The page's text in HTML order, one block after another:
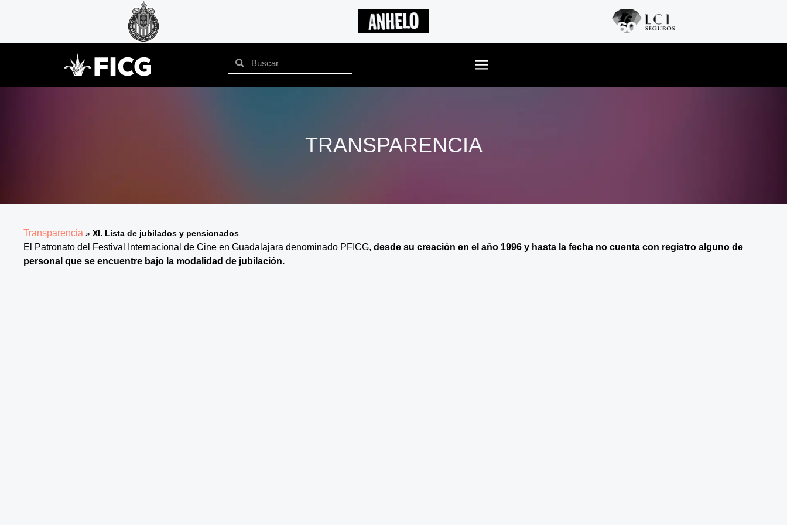
TRANSPARENCIA
Transparencia »Xl. Lista de jubilados y pensionados
El Patronato del Festival Internacional de Cine en Guadalajara denominado PFICG,desde su creación en el año 1996 y hasta la fecha no cuenta con registro alguno de
personal que se encuentre bajo la modalidad de jubilación.